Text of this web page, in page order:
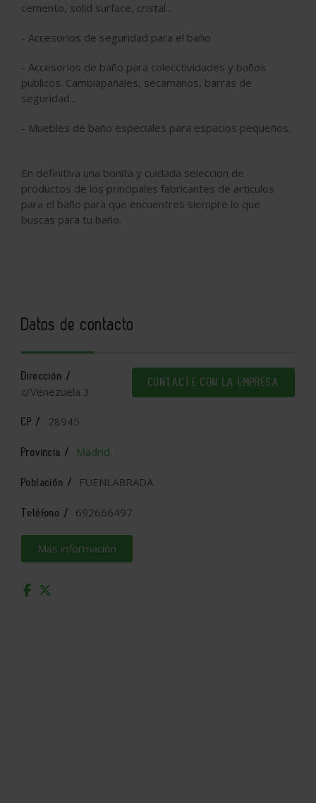
cemento, solid surface, cristal...
- Accesorios de seguridad para el baño
- Accesorios de baño para colecctividades y baños
publicos. Cambiapañales, secamanos, barras de
seguridad...
- Muebles de baño especiales para espacios pequeños.
En definitiva una bonita y cuidada seleccion de
productos de los principales fabricantes de articulos
para el baño para que encuentres siempre lo que
buscas para tu baño.
Datos de contacto
CONTACTE CON LA EMPRESA
Dirección /
c/Venezuela 3
CP / 28945
Provincia / Madrid
Población / FUENLABRADA
Teléfono / 692666497
Más información